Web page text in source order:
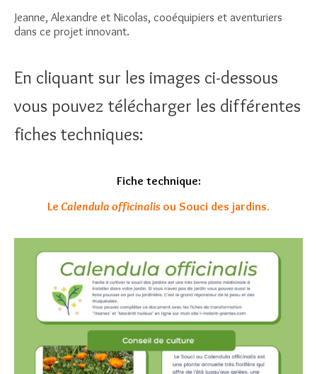
Jeanne, Alexandre et Nicolas, cooéquipiers et aventuriers
dans ce projet innovant.
En cliquant sur les images ci-dessous
vous pouvez télécharger les différentes
fiches techniques:
Fiche technique:
Le Calendula officinalis ou Souci des jardins.